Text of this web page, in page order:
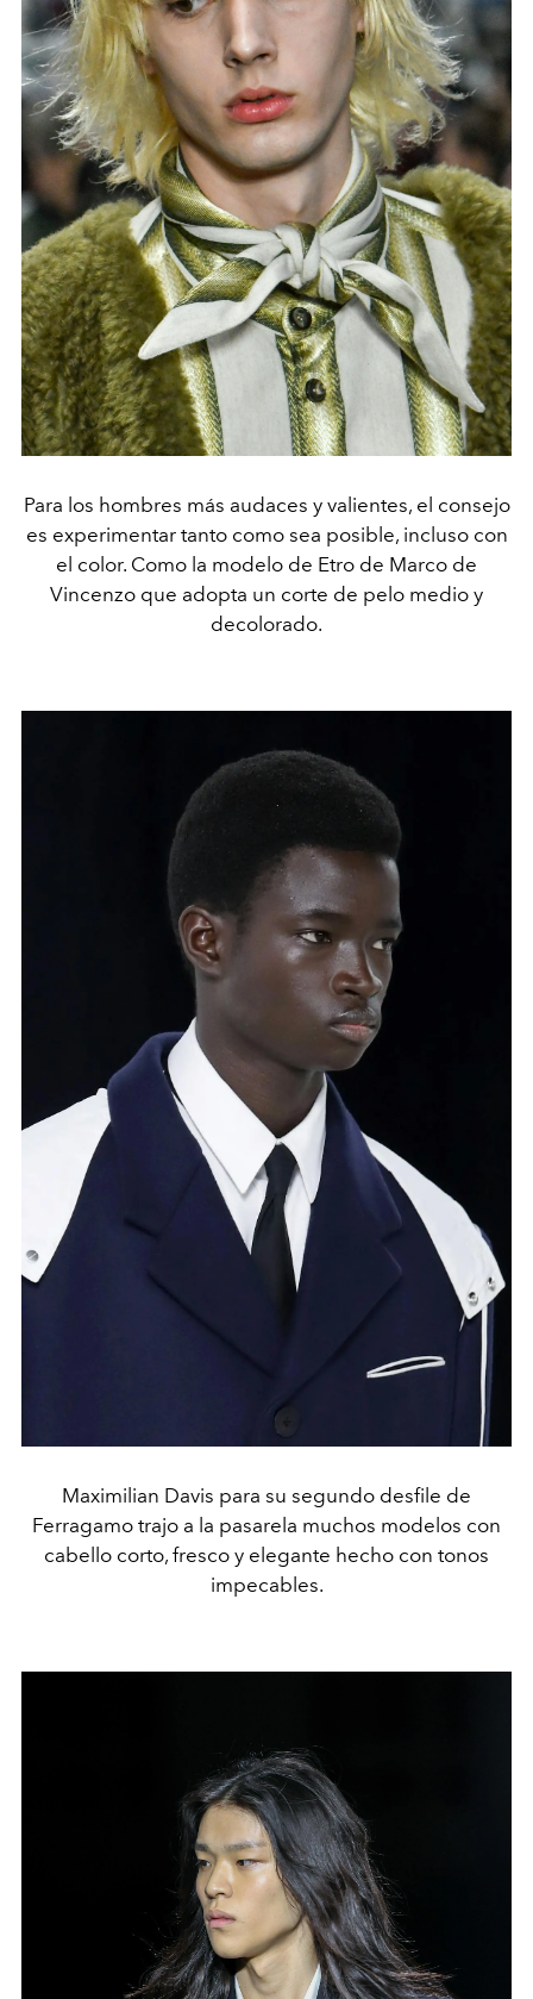
Para los hombres más audaces y valientes, el consejo
es experimentar tanto como sea posible, incluso con
el color. Como la modelo de Etro de Marco de
Vincenzo que adopta un corte de pelo medio y
decolorado.
Maximilian Davis para su segundo desfile de
Ferragamo trajo a la pasarela muchos modelos con
cabello corto, fresco y elegante hecho con tonos
impecables.